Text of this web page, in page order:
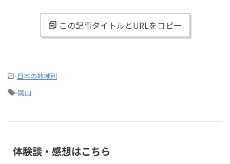
この記事タイトルとURLをコピー
-日本の地域別
-岡山
体験談・感想はこちら